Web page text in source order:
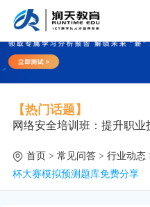
【热门话题】
网络安全培训班：提升职
首页 > 常见问答> 行业动态
杯大赛模拟预测题库免费分享